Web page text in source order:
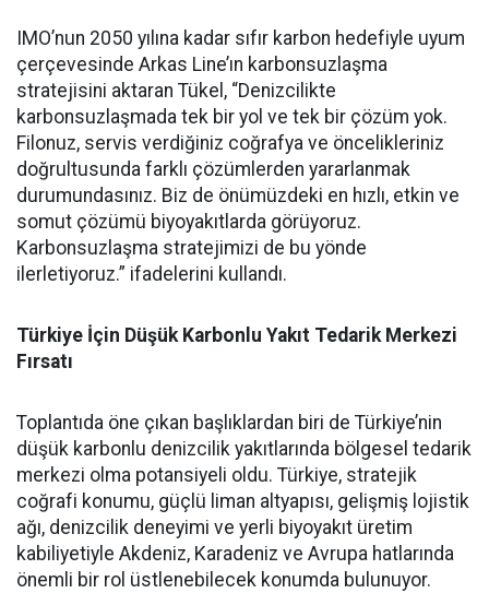
IMO’nun 2050 yılına kadar sıfır karbon hedefiyle uyum
çerçevesinde Arkas Line’ın karbonsuzlaşma
stratejisini aktaran Tükel, “Denizcilikte
karbonsuzlaşmada tek bir yol ve tek bir çözüm yok.
Filonuz, servis verdiğiniz coğrafya ve öncelikleriniz
doğrultusunda farklı çözümlerden yararlanmak
durumundasınız. Biz de önümüzdeki en hızlı, etkin ve
somut çözümü biyoyakıtlarda görüyoruz.
Karbonsuzlaşma stratejimizi de bu yönde
ilerletiyoruz.” ifadelerini kullandı.
Türkiye İçin Düşük Karbonlu Yakıt Tedarik Merkezi
Fırsatı
Toplantıda öne çıkan başlıklardan biri de Türkiye’nin
düşük karbonlu denizcilik yakıtlarında bölgesel tedarik
merkezi olma potansiyeli oldu. Türkiye, stratejik
coğrafi konumu, güçlü liman altyapısı, gelişmiş lojistik
ağı, denizcilik deneyimi ve yerli biyoyakıt üretim
kabiliyetiyle Akdeniz, Karadeniz ve Avrupa hatlarında
önemli bir rol üstlenebilecek konumda bulunuyor.